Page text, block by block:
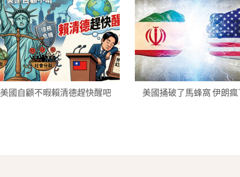
美國自顧不暇賴清德趕快醒吧 美國捅破了馬蜂窩 伊朗